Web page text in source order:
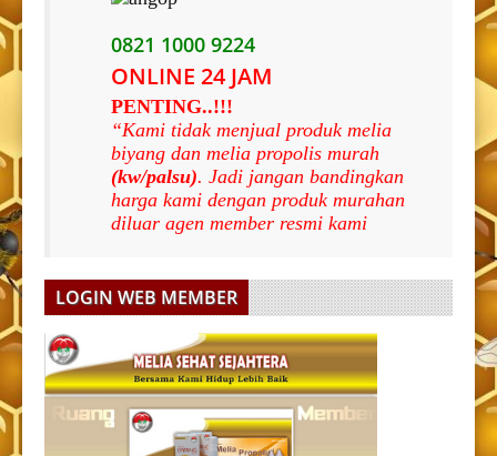
0821 1000 9224
ONLINE 24 JAM
PENTING..!!!
“Kami tidak menjual produk melia
biyang dan melia propolis murah
(kw/palsu). Jadi jangan bandingkan
harga kami dengan produk murahan
diluar agen member resmi kami
LOGIN WEB MEMBER